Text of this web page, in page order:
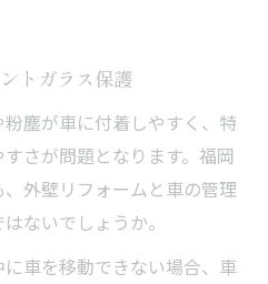
トガラス保護
塵が車に付着しやすく、特
さが問題となります。福岡
外壁リフォームと車の管理
ないでしょうか。
車を移動できない場合、車